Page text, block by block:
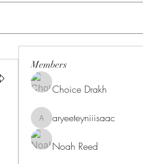
Members
Choice Drakh
aryeeteyniiisaac
aryeeteyniiisaac
Noah Reed